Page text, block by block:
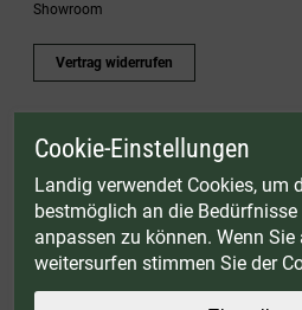
Showroom
Vertrag widerrufen
* Gültig bis einschließlich 17.08.2026. Keine
Zubehörartikel. Nicht einlösbar auf bereits rabattierte
© Landig 1982-2026 (44 Jahre Qualität)
Alle Preise inkl. gesetzl. Mehrwertsteuer, zuzüglich
Weitere Marken oder Shops der Landig + Lava GmbH
DRY AGER - Reifeschränke|VIESSMANN - Kühlzellen
Cookie-Einstellungen
Landig verwendet Cookies, um
bestmöglich an die Bedürfnisse
anpassen zu können. Wenn Sie
weitersurfen stimmen Sie der